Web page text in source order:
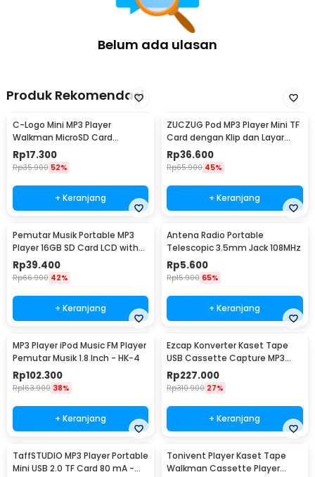
Belum ada ulasan
Produk Rekomendasi
C-Logo Mini MP3 Player
Walkman MicroSD Card
Portable With Clip
Rp17.300
Rp35.900 52%
+ Keranjang
ZUCZUG Pod MP3 Player Mini TF
Card dengan Klip dan Layar
LCD - ZC10
Rp36.600
Rp65.900 45%
+ Keranjang
Pemutar Musik Portable MP3
Player 16GB SD Card LCD with
Flashlight - GC8945
Rp39.400
Rp66.900 42%
+ Keranjang
Antena Radio Portable
Telescopic 3.5mm Jack 108MHz
Rp5.600
Rp15.900 65%
+ Keranjang
MP3 Player iPod Music FM Player
Pemutar Musik 1.8 Inch - HK-4
Rp102.300
Rp163.900 38%
+ Keranjang
Ezcap Konverter Kaset Tape
USB Cassette Capture MP3
Player - EC007
Rp227.000
Rp310.900 27%
+ Keranjang
TaffSTUDIO MP3 Player Portable
Mini USB 2.0 TF Card 80 mA -
Tonivent Player Kaset Tape
Walkman Cassette Player